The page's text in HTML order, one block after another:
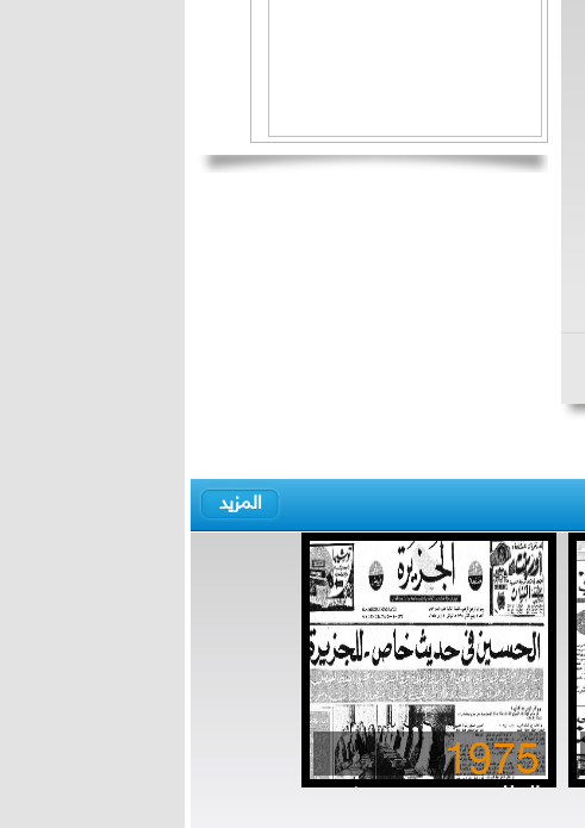
المزيد
1975
الملك حسين في حديث